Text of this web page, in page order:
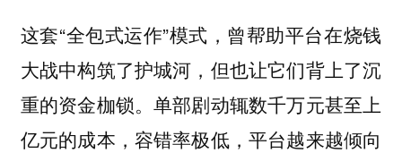
这套“全包式运作”模式，曾帮助平台在烧钱
大战中构筑了护城河，但也让它们背上了沉
重的资金枷锁。单部剧动辄数千万元甚至上
亿元的成本，容错率极低，平台越来越倾向